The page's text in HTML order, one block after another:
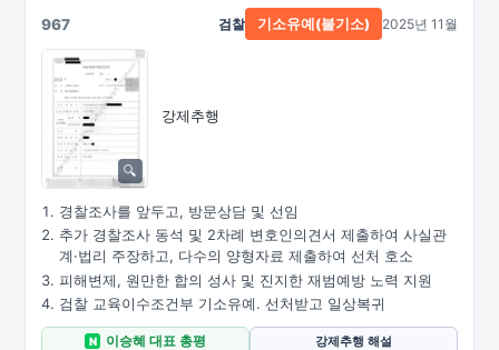
967
강제추행
검찰 기소유예(불기소) 2025년 11월
경찰조사를 앞두고, 방문상담 및 선임
추가 경찰조사 동석 및 2차례 변호인의견서 제출하여 사실관
계·법리 주장하고, 다수의 양형자료 제출하여 선처 호소
피해변제, 원만한 합의 성사 및 진지한 재범예방 노력 지원
검찰 교육이수조건부 기소유예. 선처받고 일상복귀
N 이승혜 대표 총평 강제추행 해설